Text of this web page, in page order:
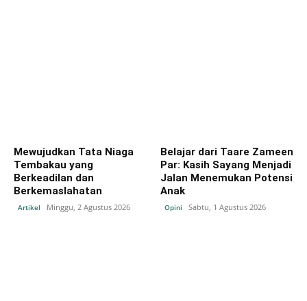
Mewujudkan Tata Niaga
Tembakau yang
Berkeadilan dan
Berkemaslahatan
Artikel Minggu, 2 Agustus 2026
Belajar dari Taare Zameen
Par: Kasih Sayang Menjadi
Jalan Menemukan Potensi
Anak
Opini Sabtu, 1 Agustus 2026